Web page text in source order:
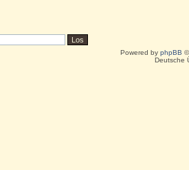
Powered by phpBB
Deutsche